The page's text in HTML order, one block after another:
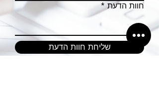
חוות הדעת
שליחת חוות הדעת